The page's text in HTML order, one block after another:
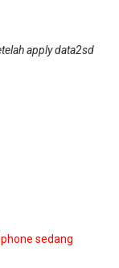
apply data2sd
sedang